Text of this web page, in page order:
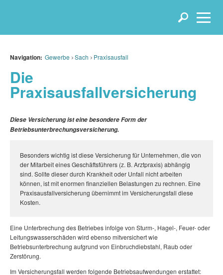
Navigation: Gewerbe Sach Praxisausfall
Die
Praxisausfallversicherung
Diese Versicherung ist eine besondere Form der
Betriebsunterbrechungsversicherung.
Besonders wichtig ist diese Versicherung für Unternehmen, die von
der Mitarbeit eines Geschäftsführers (z. B. Arztpraxis) abhängig
sind. Sollte dieser durch Krankheit oder Unfall nicht arbeiten
können, ist mit enormen finanziellen Belastungen zu rechnen. Eine
Praxisausfallversicherung übernimmt im Versicherungsfall diese
Kosten.
Eine Unterbrechung des Betriebes infolge von Sturm-, Hagel-, Feuer- oder
Leitungswasserschäden wird ebenso mitversichert wie
Betriebsunterbrechung aufgrund von Einbruchdiebstahl, Raub oder
Zerstörung.
Im Versicherungsfall werden folgende Betriebsaufwendungen erstattet: